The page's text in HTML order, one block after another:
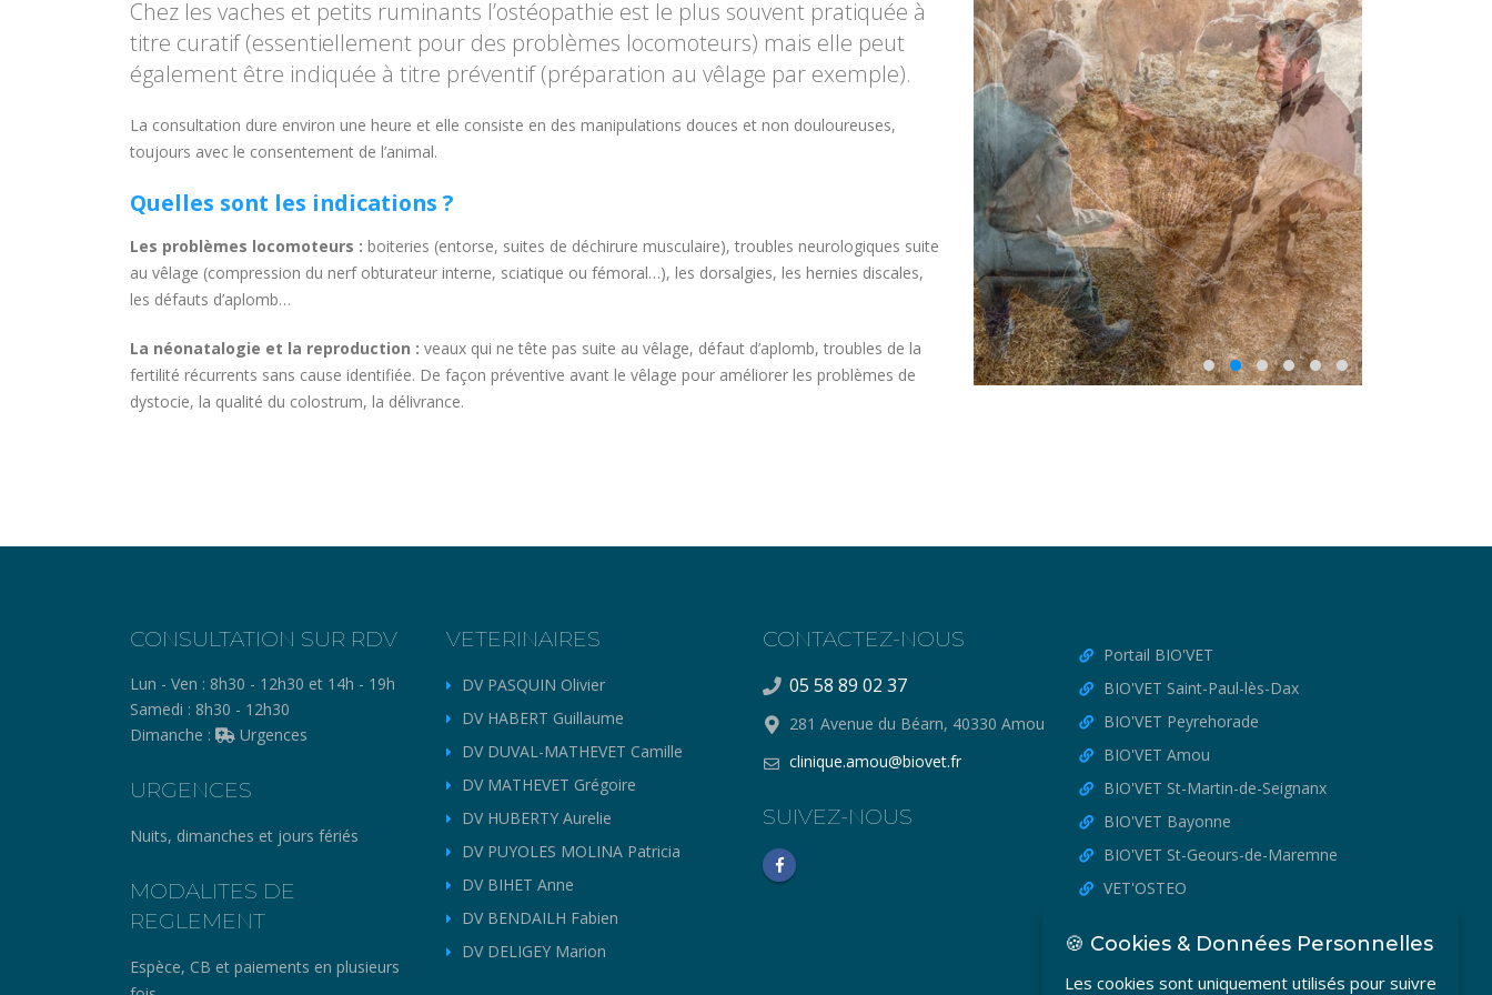
Chez les vaches et petits ruminants l’ostéopathie est le plus souvent pratiquée à
titre curatif (essentiellement pour des problèmes locomoteurs) mais elle peut
également être indiquée à titre préventif (préparation au vêlage par exemple).
La consultation dure environ une heure et elle consiste en des manipulations douces et non douloureuses,
toujours avec le consentement de l’animal.
Quelles sont les indications ?
Les problèmes locomoteurs : boiteries (entorse, suites de déchirure musculaire), troubles neurologiques suite
au vêlage (compression du nerf obturateur interne, sciatique ou fémoral…), les dorsalgies, les hernies discales,
les défauts d’aplomb…
La néonatalogie et la reproduction : veaux qui ne tête pas suite au vêlage, défaut d’aplomb, troubles de la
fertilité récurrents sans cause identifiée. De façon préventive avant le vêlage pour améliorer les problèmes de
dystocie, la qualité du colostrum, la délivrance.
CONSULTATION SUR RDV
Lun - Ven : 8h30 - 12h30 et 14h - 19h
Samedi : 8h30 - 12h30
Dimanche :
Urgences
URGENCES
Nuits, dimanches et jours fériés
MODALITES DE
REGLEMENT
Espèce, CB et paiements en plusieurs
VETERINAIRES
DV PASQUIN Olivier
DV HABERT Guillaume
DV DUVAL-MATHEVET Camille
DV MATHEVET Grégoire
DV HUBERTY Aurelie
DV PUYOLES MOLINA Patricia
DV BIHET Anne
DV BENDAILH Fabien
DV DELIGEY Marion
CONTACTEZ-NOUS
05 58 89 02 37
281 Avenue du Béarn, 40330 Amou
clinique.amou@biovet.fr
SUIVEZ-NOUS
Portail BIO'VET
BIO'VET Saint-Paul-lès-Dax
BIO'VET Peyrehorade
BIO'VET Amou
BIO'VET St-Martin-de-Seignanx
BIO'VET Bayonne
BIO'VET St-Geours-de-Maremne
VET'OSTEO
🍪 Cookies & Données Personnelles
Les cookies sont uniquement utilisés pour suivre